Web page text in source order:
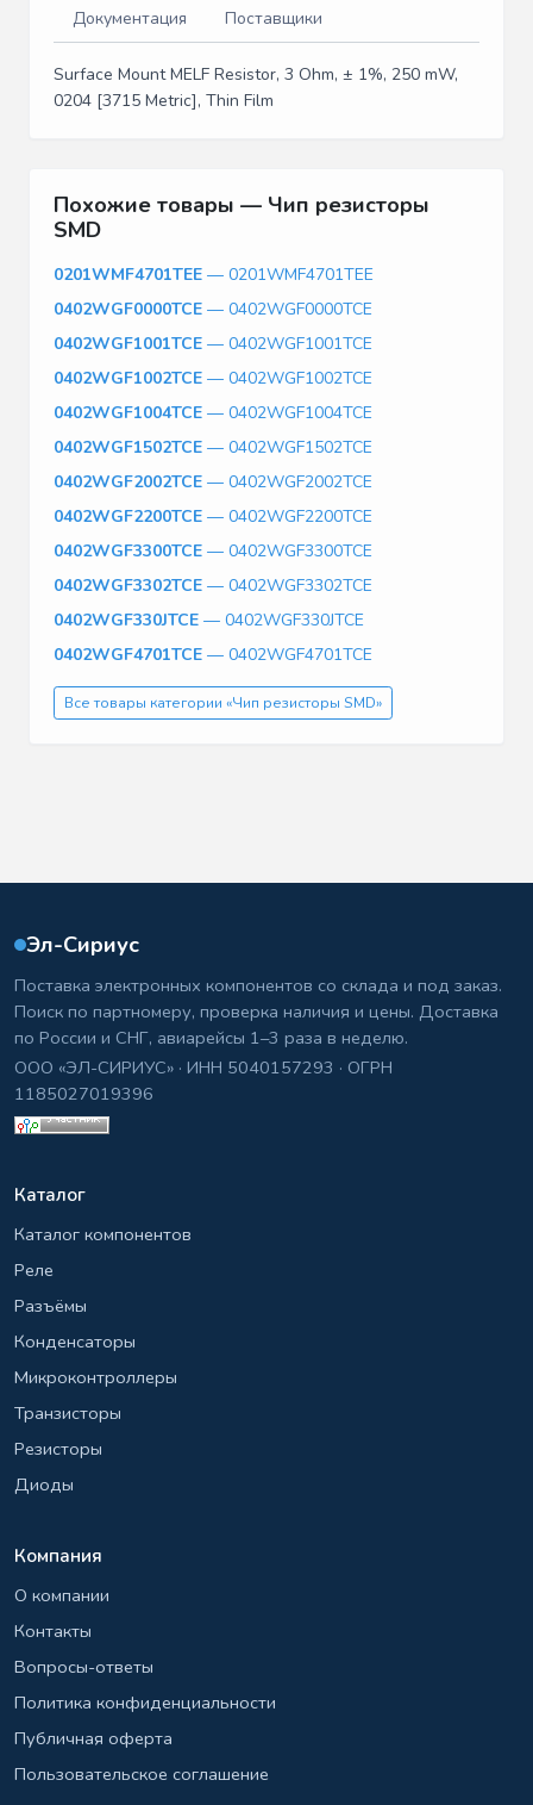
Документация
Поставщики
Surface Mount MELF Resistor, 3 Ohm, ± 1%, 250 mW,
0204 [3715 Metric], Thin Film
Похожие товары — Чип резисторы
SMD
0201WMF4701TEE — 0201WMF4701TEE
0402WGF0000TCE — 0402WGF0000TCE
0402WGF1001TCE — 0402WGF1001TCE
0402WGF1002TCE — 0402WGF1002TCE
0402WGF1004TCE — 0402WGF1004TCE
0402WGF1502TCE — 0402WGF1502TCE
0402WGF2002TCE — 0402WGF2002TCE
0402WGF2200TCE — 0402WGF2200TCE
0402WGF3300TCE — 0402WGF3300TCE
0402WGF3302TCE — 0402WGF3302TCE
0402WGF330JTCE — 0402WGF330JTCE
0402WGF4701TCE — 0402WGF4701TCE
Все товары категории «Чип резисторы SMD»
Эл-Сириус
Поставка электронных компонентов со склада и под заказ.
Поиск по партномеру, проверка наличия и цены. Доставка
по России и СНГ, авиарейсы 1–3 раза в неделю.
ООО «ЭЛ-СИРИУС» · ИНН 5040157293 · ОГРН
1185027019396
Каталог
Каталог компонентов
Реле
Разъёмы
Конденсаторы
Микроконтроллеры
Транзисторы
Резисторы
Диоды
Компания
О компании
Контакты
Вопросы-ответы
Политика конфиденциальности
Публичная оферта
Пользовательское соглашение